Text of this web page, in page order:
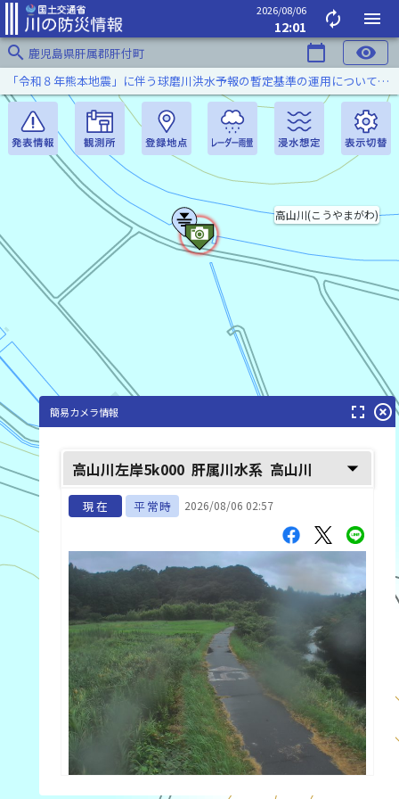
2026/08/06
12:01 autorenew
menu
search 鹿児島県肝属郡肝付町 calendar_today visibility
高山川(こうやまがわ)
「令和８年熊本地震」に伴う球磨川洪水予報の暫定基準の運用について（令和８年８月５日）
list_alt
簡易カメラ情報 fullscreen highlight_off
高山川左岸5k000 肝属川水系 高山川 arrow_drop_down
現在 平常時 2026/08/06 02:57